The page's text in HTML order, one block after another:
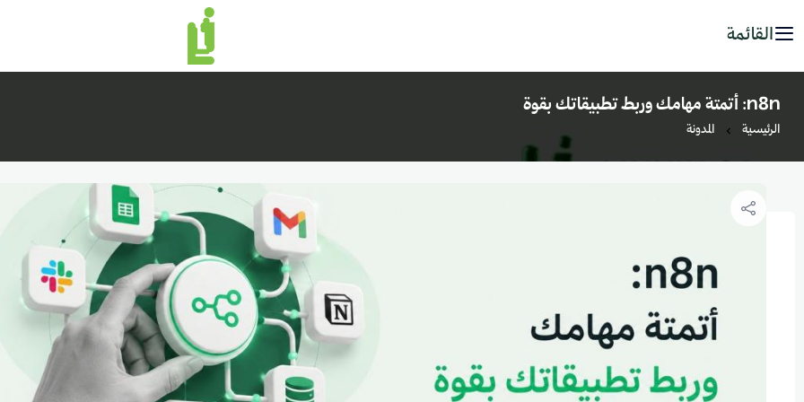
القائمة منصة لينك إن | Linkin.sa
n8n: أتمتة مهامك وربط تطبيقاتك بقوة
الرئيسية المدونة